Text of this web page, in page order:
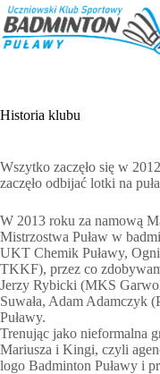
Przejdź
do
treści
Historia klubu
Wszytko zaczęło się w
zaczęło odbijać lotki na
W 2013 roku za namową
Mistrzostwa Puław w
UKT Chemik Puławy,
TKKF), przez co
Jerzy Rybicki (MKS
Suwała, Adam Adamczyk
Puławy.
Trenując jako nieformalna
Mariusza i Kingi, czyli
logo Badminton Puławy i